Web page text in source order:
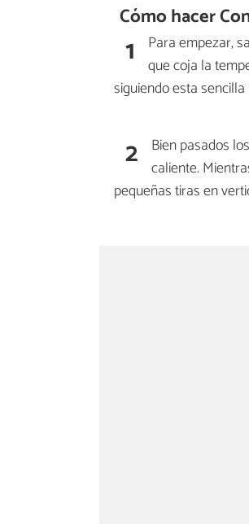
Cómo hacer
1 Para empezar,
que coja la
siguiendo esta
2 Bien pasados
caliente.
pequeñas tiras en